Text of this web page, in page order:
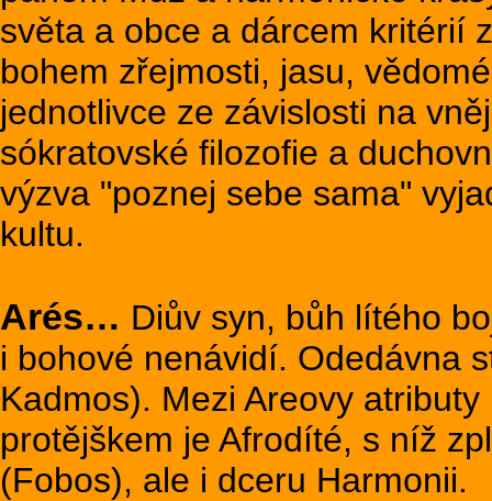
světa a obce a dárcem kritérií
bohem zřejmosti, jasu,
jednotlivce ze závislosti na
sókratovské filozofie a
výzva "poznej sebe sama"
kultu.
Arés… Diův syn, bůh lítého
i bohové nenávidí. Odedávna
Kadmos). Mezi Areovy
protějškem je Afrodíté, s níž
(Fobos), ale i dceru Harmonii.